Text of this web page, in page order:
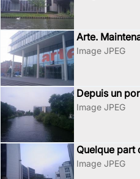
Arte.
Image JPEG
Depuis un
Image JPEG
Quelque part
Image JPEG